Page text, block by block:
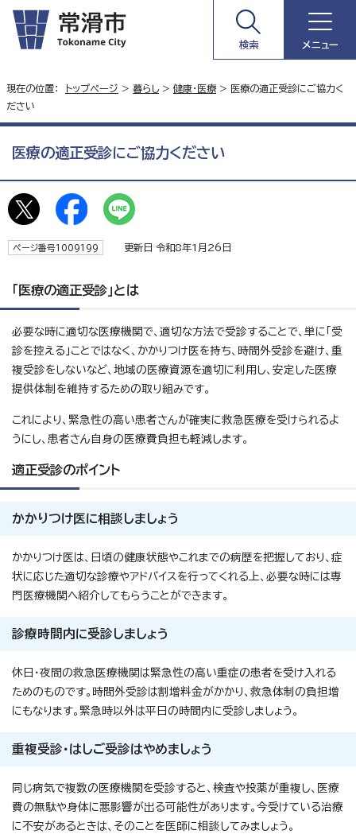
検索 メニュー
現在の位置： トップページ > 暮らし> 健康・医療 > 医療の適正受診にご協力く
ださい
医療の適正受診にご協力ください
ページ番号1009199 更新日 令和8年1月26日
「医療の適正受診」とは
必要な時に適切な医療機関で、適切な方法で受診することで、単に「受
診を控える」ことではなく、かかりつけ医を持ち、時間外受診を避け、重
複受診をしないなど、地域の医療資源を適切に利用し、安定した医療
提供体制を維持するための取り組みです。
これにより、緊急性の高い患者さんが確実に救急医療を受けられるよ
うにし、患者さん自身の医療費負担も軽減します。
適正受診のポイント
かかりつけ医に相談しましょう
かかりつけ医は、日頃の健康状態やこれまでの病歴を把握しており、症
状に応じた適切な診療やアドバイスを行ってくれる上、必要な時には専
門医療機関へ紹介してもらうことができます。
診療時間内に受診しましょう
休日・夜間の救急医療機関は緊急性の高い重症の患者を受け入れる
ためのものです。時間外受診は割増料金がかかり、救急体制の負担増
にもなります。緊急時以外は平日の時間内に受診しましょう。
重複受診・はしご受診はやめましょう
同じ病気で複数の医療機関を受診すると、検査や投薬が重複し、医療
費の無駄や身体に悪影響が出る可能性があります。今受けている治療
に不安があるときは、そのことを医師に相談してみましょう。